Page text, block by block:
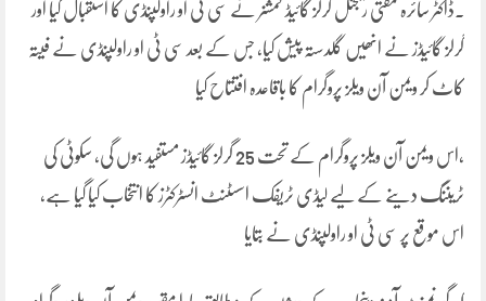
۔ڈاکٹر سائرہ مفتی ریجنل گرلز گائیڈ کمشنر نے سی ٹی او راولپنڈی کا استقبال کیا اور
گرلز گائیڈز نے انھیں گلدستہ پیش کیا، جس کے بعد سی ٹی او راولپنڈی نے فیتہ
کاٹ کر ویمن آن ویلز پروگرام کا باقاعدہ افتتاح کیا
،اس ویمن آن ویلز پروگرام کے تحت 25 گرلز گائیڈز مستفید ہوں گی، سکوٹی کی
ٹریننگ دینے کے لیے لیڈی ٹریفک اسسٹنٹ انسٹرکٹرز کا انتخاب کیا گیا ہے،
اس موقع پر سی ٹی او راولپنڈی نے بتایا